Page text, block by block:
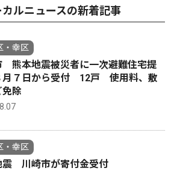
ルニュースの新着記事
・幸区
熊本地震被災者に一次避難住宅提
７日から受付 12戸 使用料、敷
免除
・幸区
震 川崎市が寄付金受付